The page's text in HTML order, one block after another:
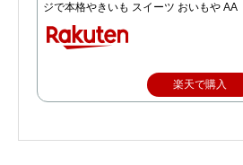
ジで本格やきいも スイーツ おいもや AA
楽天で購入